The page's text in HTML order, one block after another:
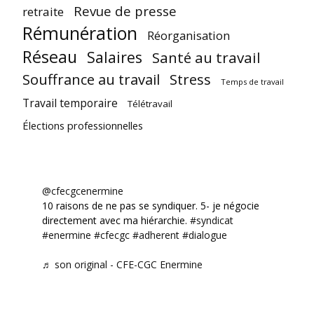
retraite Revue de presse
Rémunération Réorganisation
Réseau Salaires Santé au travail
Souffrance au travail Stress Temps de travail
Travail temporaire Télétravail
Élections professionnelles
@cfecgcenermine
10 raisons de ne pas se syndiquer. 5- je négocie
directement avec ma hiérarchie. #syndicat
#enermine #cfecgc #adherent #dialogue
♬ son original - CFE-CGC Enermine